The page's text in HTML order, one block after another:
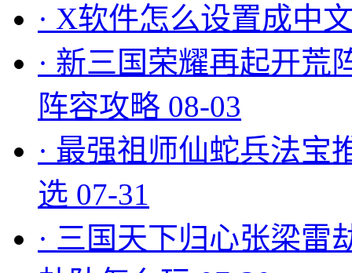
· X软件怎么设置成中
· 新三国荣耀再起开荒
阵容攻略 08-03
· 最强祖师仙蛇兵法宝
选 07-31
· 三国天下归心张梁雷